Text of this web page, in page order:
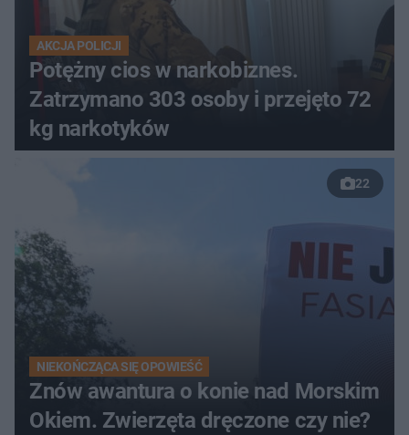
AKCJA POLICJI
Potężny cios w narkobiznes.
Zatrzymano 303 osoby i przejęto 72
kg narkotyków
22
NIEKOŃCZĄCA SIĘ OPOWIEŚĆ
Znów awantura o konie nad Morskim
Okiem. Zwierzęta dręczone czy nie?